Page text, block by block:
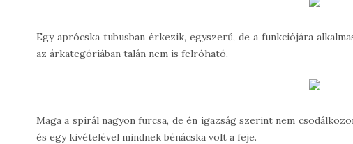
Egy aprócska tubusban érkezik, egyszerű, de a funkciójára
az árkategóriában talán nem is felróható.
Maga a spirál nagyon furcsa, de én igazság szerint nem
és egy kivételével mindnek bénácska volt a feje.